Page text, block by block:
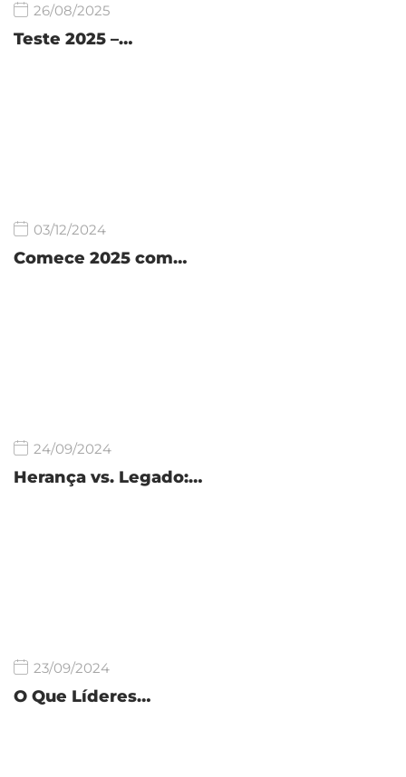
26/08/2025
Teste 2025 –…
03/12/2024
Comece 2025 com…
24/09/2024
Herança vs. Legado:…
23/09/2024
O Que Líderes…